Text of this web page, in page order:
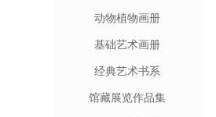
动物植物画册
基础艺术画册
经典艺术书系
馆藏展览作品集